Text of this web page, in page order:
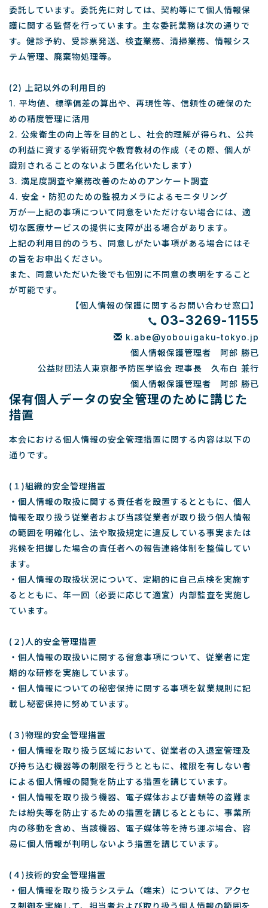
委託しています。委託先に対しては、契約等にて個人情報保
護に関する監督を行っています。主な委託業務は次の通りで
す。健診予約、受診票発送、検査業務、清掃業務、情報シス
テム管理、廃棄物処理等。
(2) 上記以外の利用目的
1. 平均値、標準偏差の算出や、再現性等、信頼性の確保のた
めの精度管理に活用
2. 公衆衛生の向上等を目的とし、社会的理解が得られ、公共
の利益に資する学術研究や教育教材の作成（その際、個人が
識別されることのないよう匿名化いたします）
3. 満足度調査や業務改善のためのアンケート調査
4. 安全・防犯のための監視カメラによるモニタリング
万が一上記の事項について同意をいただけない場合には、適
切な医療サービスの提供に支障が出る場合があります。
上記の利用目的のうち、同意しがたい事項がある場合にはそ
の旨をお申出ください。
また、同意いただいた後でも個別に不同意の表明をすること
が可能です。
【個人情報の保護に関するお問い合わせ窓口】
03-3269-1155
k.abe@yobouigaku-tokyo.jp
個人情報保護管理者 阿部 勝已
公益財団法人東京都予防医学協会 理事長 久布白 兼行
個人情報保護管理者 阿部 勝已
保有個人データの安全管理のために講じた
措置
本会における個人情報の安全管理措置に関する内容は以下の
通りです。
(１)組織的安全管理措置
・個人情報の取扱に関する責任者を設置するとともに、個人
情報を取り扱う従業者および当該従業者が取り扱う個人情報
の範囲を明確化し、法や取扱規定に違反している事実または
兆候を把握した場合の責任者への報告連絡体制を整備してい
ます。
・個人情報の取扱状況について、定期的に自己点検を実施す
るとともに、年一回（必要に応じて適宜）内部監査を実施し
ています。
(２)人的安全管理措置
・個人情報の取扱いに関する留意事項について、従業者に定
期的な研修を実施しています。
・個人情報についての秘密保持に関する事項を就業規則に記
載し秘密保持に努めています。
(３)物理的安全管理措置
・個人情報を取り扱う区域において、従業者の入退室管理及
び持ち込む機器等の制限を行うとともに、権限を有しない者
による個人情報の閲覧を防止する措置を講じています。
・個人情報を取り扱う機器、電子媒体および書類等の盗難ま
たは紛失等を防止するための措置を講じるとともに、事業所
内の移動を含め、当該機器、電子媒体等を持ち運ぶ場合、容
易に個人情報が判明しないよう措置を講じています。
(４)技術的安全管理措置
・個人情報を取り扱うシステム（端末）については、アクセ
ス制御を実施して、担当者および取り扱う個人情報の範囲を